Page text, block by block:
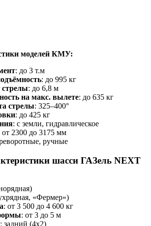
моделей КМУ:
: до 3 т.м
: до 995 кг
: до 6,8 м
на макс. вылете: до 635 кг
стрелы: 325–400°
: до 425 кг
: с земли, гидравлическое
от 2300 до 3175 мм
ручные
шасси ГАЗель NEXT
«Фермер»)
: от 3 500 до 4 600 кг
: от 3 до 5 м
: задний (4x2)